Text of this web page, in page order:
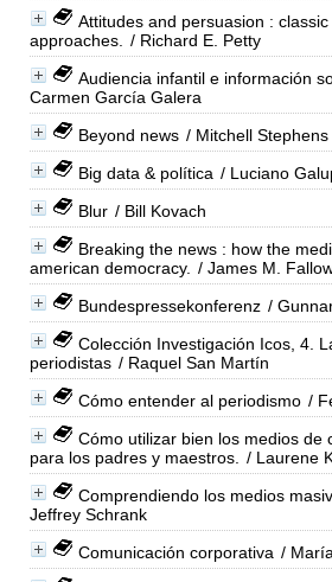
Attitudes and persuasion :
approaches.
/ Richard E. Petty
Audiencia infantil e información
Carmen García Galera
Beyond news / Mitchell Stephens
Big data & política / Luciano
Blur / Bill Kovach
Breaking the news : how the
american democracy. / James M.
Bundespressekonferenz /
Colección Investigación Icos, 4.
periodistas / Raquel San Martín
Cómo entender al periodismo /
Cómo utilizar bien los medios de
para los padres y maestros.
/ Laurene
Comprendiendo los medios
Jeffrey Schrank
Comunicación corporativa /